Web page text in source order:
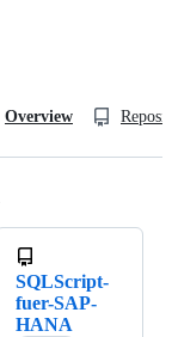
Overview
SQLScript-
fuer-SAP-
HANA